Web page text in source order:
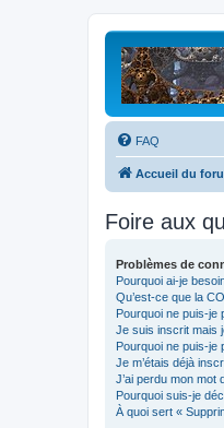
FAQ
Accueil du
Foire aux
Problèmes de
Pourquoi ai-je
Qu’est-ce que la
Pourquoi ne puis-je
Je suis inscrit mais
Pourquoi ne puis-je
Je m’étais déjà
J’ai perdu mon mot
Pourquoi suis-je
À quoi sert «